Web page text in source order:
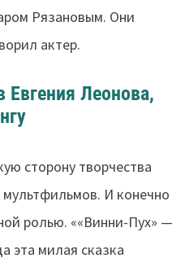
Рязановым. Они
актер.
Евгения Леонова,
сторону творчества
И конечно
ролью. ««Винни-Пух» —
эта милая сказка